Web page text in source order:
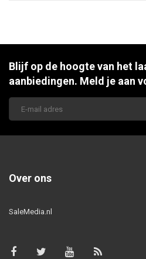
Blijf op de hoogte van het
aanbiedingen. Meld je aan
Over ons
SaleMedia.nl